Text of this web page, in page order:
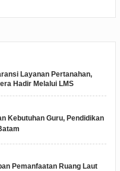
Layanan Pertanahan,
Hadir Melalui LMS
Kebutuhan Guru, Pendidikan
Pemanfaatan Ruang Laut